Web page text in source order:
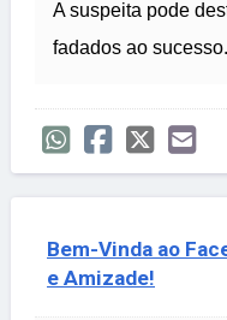
A suspeita pode
fadados ao sucesso.
Bem-Vinda ao
e Amizade!